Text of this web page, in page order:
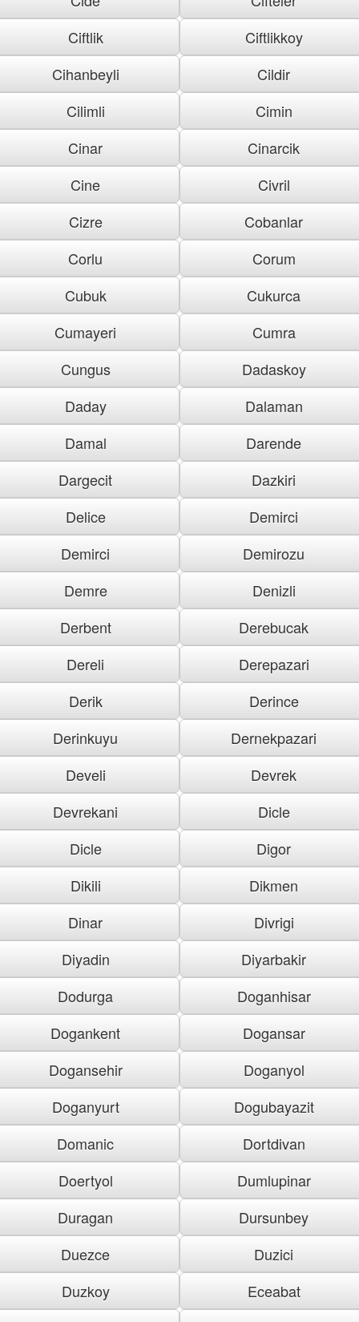
Ciftlik
Ciftlikkoy
Cihanbeyli
Cildir
Cilimli
Cimin
Cinar
Cinarcik
Cine
Civril
Cizre
Cobanlar
Corlu
Corum
Cubuk
Cukurca
Cumayeri
Cumra
Cungus
Dadaskoy
Daday
Dalaman
Damal
Darende
Dargecit
Dazkiri
Delice
Demirci
Demirci
Demirozu
Demre
Denizli
Derbent
Derebucak
Dereli
Derepazari
Derik
Derince
Derinkuyu
Dernekpazari
Develi
Devrek
Devrekani
Dicle
Dicle
Digor
Dikili
Dikmen
Dinar
Divrigi
Diyadin
Diyarbakir
Dodurga
Doganhisar
Dogankent
Dogansar
Dogansehir
Doganyol
Doganyurt
Dogubayazit
Domanic
Dortdivan
Doertyol
Dumlupinar
Duragan
Dursunbey
Duezce
Duzici
Duzkoy
Eceabat